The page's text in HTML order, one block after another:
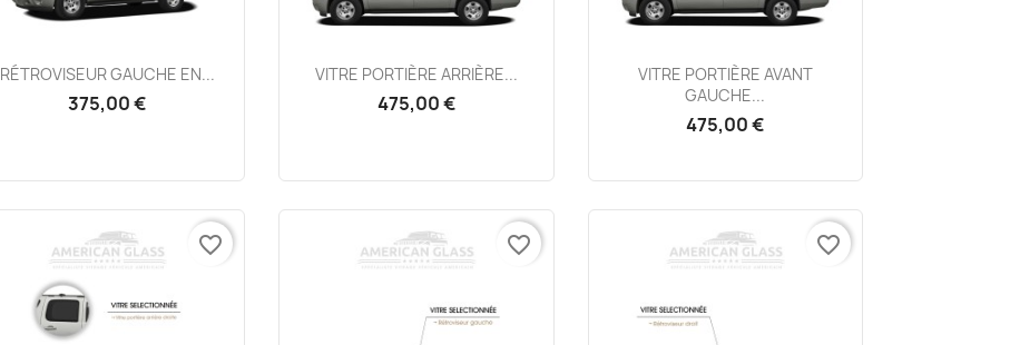
Aperçu rapide
RÉTROVISEUR GAUCHE EN...
375,00 €
Aperçu rapide
VITRE PORTIÈRE ARRIÈRE...
475,00 €
Aperçu rapide
VITRE PORTIÈRE AVANT
GAUCHE...
475,00 €
favorite_border favorite_border favorite_border